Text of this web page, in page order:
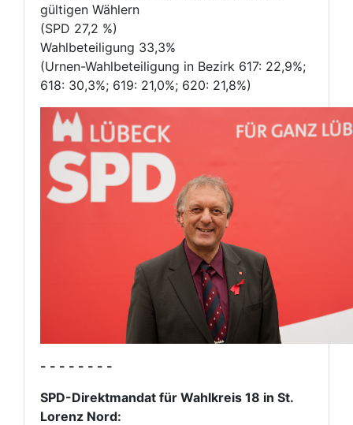
gültigen Wählern
(SPD 27,2 %)
Wahlbeteiligung 33,3%
(Urnen-Wahlbeteiligung in Bezirk 617: 22,9%;
618: 30,3%; 619: 21,0%; 620: 21,8%)
- - - - - - - -
SPD-Direktmandat für Wahlkreis 18 in St.
Lorenz Nord: